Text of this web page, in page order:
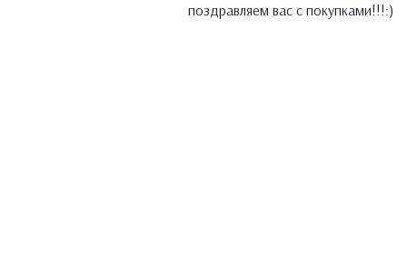
поздравляем вас с покупками!!!:)